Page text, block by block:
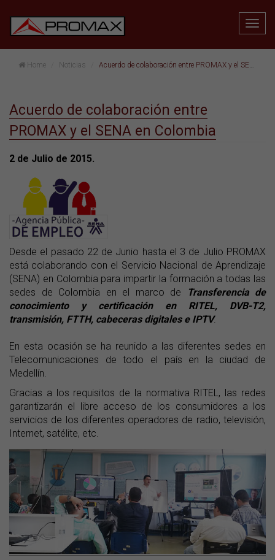
Home Noticias Acuerdo de colaboración entre PROMAX y el SENA en Colombia
Acuerdo de colaboración entre
PROMAX y el SENA en Colombia
2 de Julio de 2015.
Desde el pasado 22 de Junio hasta el 3 de Julio PROMAX
está colaborando con el Servicio Nacional de Aprendizaje
(SENA) en Colombia para impartir la formación a todas las
sedes de Colombia en el marco de
Transferencia de
conocimiento y certificación en RITEL, DVB-T2,
transmisión, FTTH, cabeceras digitales e IPTV.
En esta ocasión se ha reunido a las diferentes sedes en
Telecomunicaciones de todo el país en la ciudad de
Medellín.
Gracias a los requisitos de la normativa RITEL, las redes
garantizarán el libre acceso de los consumidores a los
servicios de los diferentes operadores de radio, televisión,
Internet, satélite, etc.